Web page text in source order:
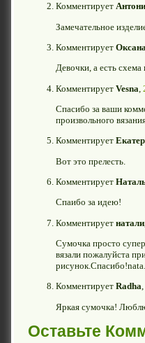
Комментирует
Замечательное
Комментирует Оксана
Девочки, а есть схема
Комментирует Vesna
Спасибо за ваши
произвольного вязания
Комментирует
Вот это прелесть.
Комментирует
Спаибо за идею!
Комментирует натали
Сумочка просто
вязали пожалуйста
Комментирует Radha,
Яркая сумочка!
Оставьте